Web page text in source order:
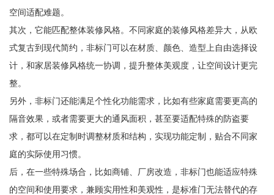
空间适配难题。
其次，它能匹配整体装修风格。不同家庭的装修风格差异大，从欧
式复古到现代简约，非标门可以在材质、颜色、造型上自由选择设
计，和家居装修风格统一协调，提升整体美观度，让空间设计更完
整。
另外，非标门还能满足个性化功能需求，比如有些家庭需要更高的
隔音效果，或者需要更大的通风面积，甚至要适配特殊的防盗要
求，都可以在定制时调整材质和结构，实现功能定制，贴合不同家
庭的实际使用习惯。
后，在一些特殊场合，比如商铺、厂房改造，非标门也能适应特殊
的空间和使用要求，兼顾实用性和美观性，是标准门无法替代的存